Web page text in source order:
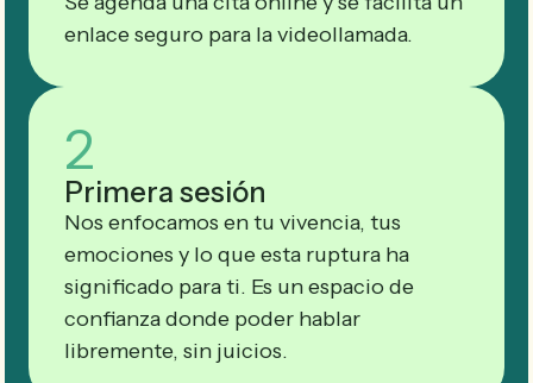
enlace seguro para la videollamada.
2
Primera sesión
Nos enfocamos en tu vivencia, tus
emociones y lo que esta ruptura ha
significado para ti. Es un espacio de
confianza donde poder hablar
libremente, sin juicios.